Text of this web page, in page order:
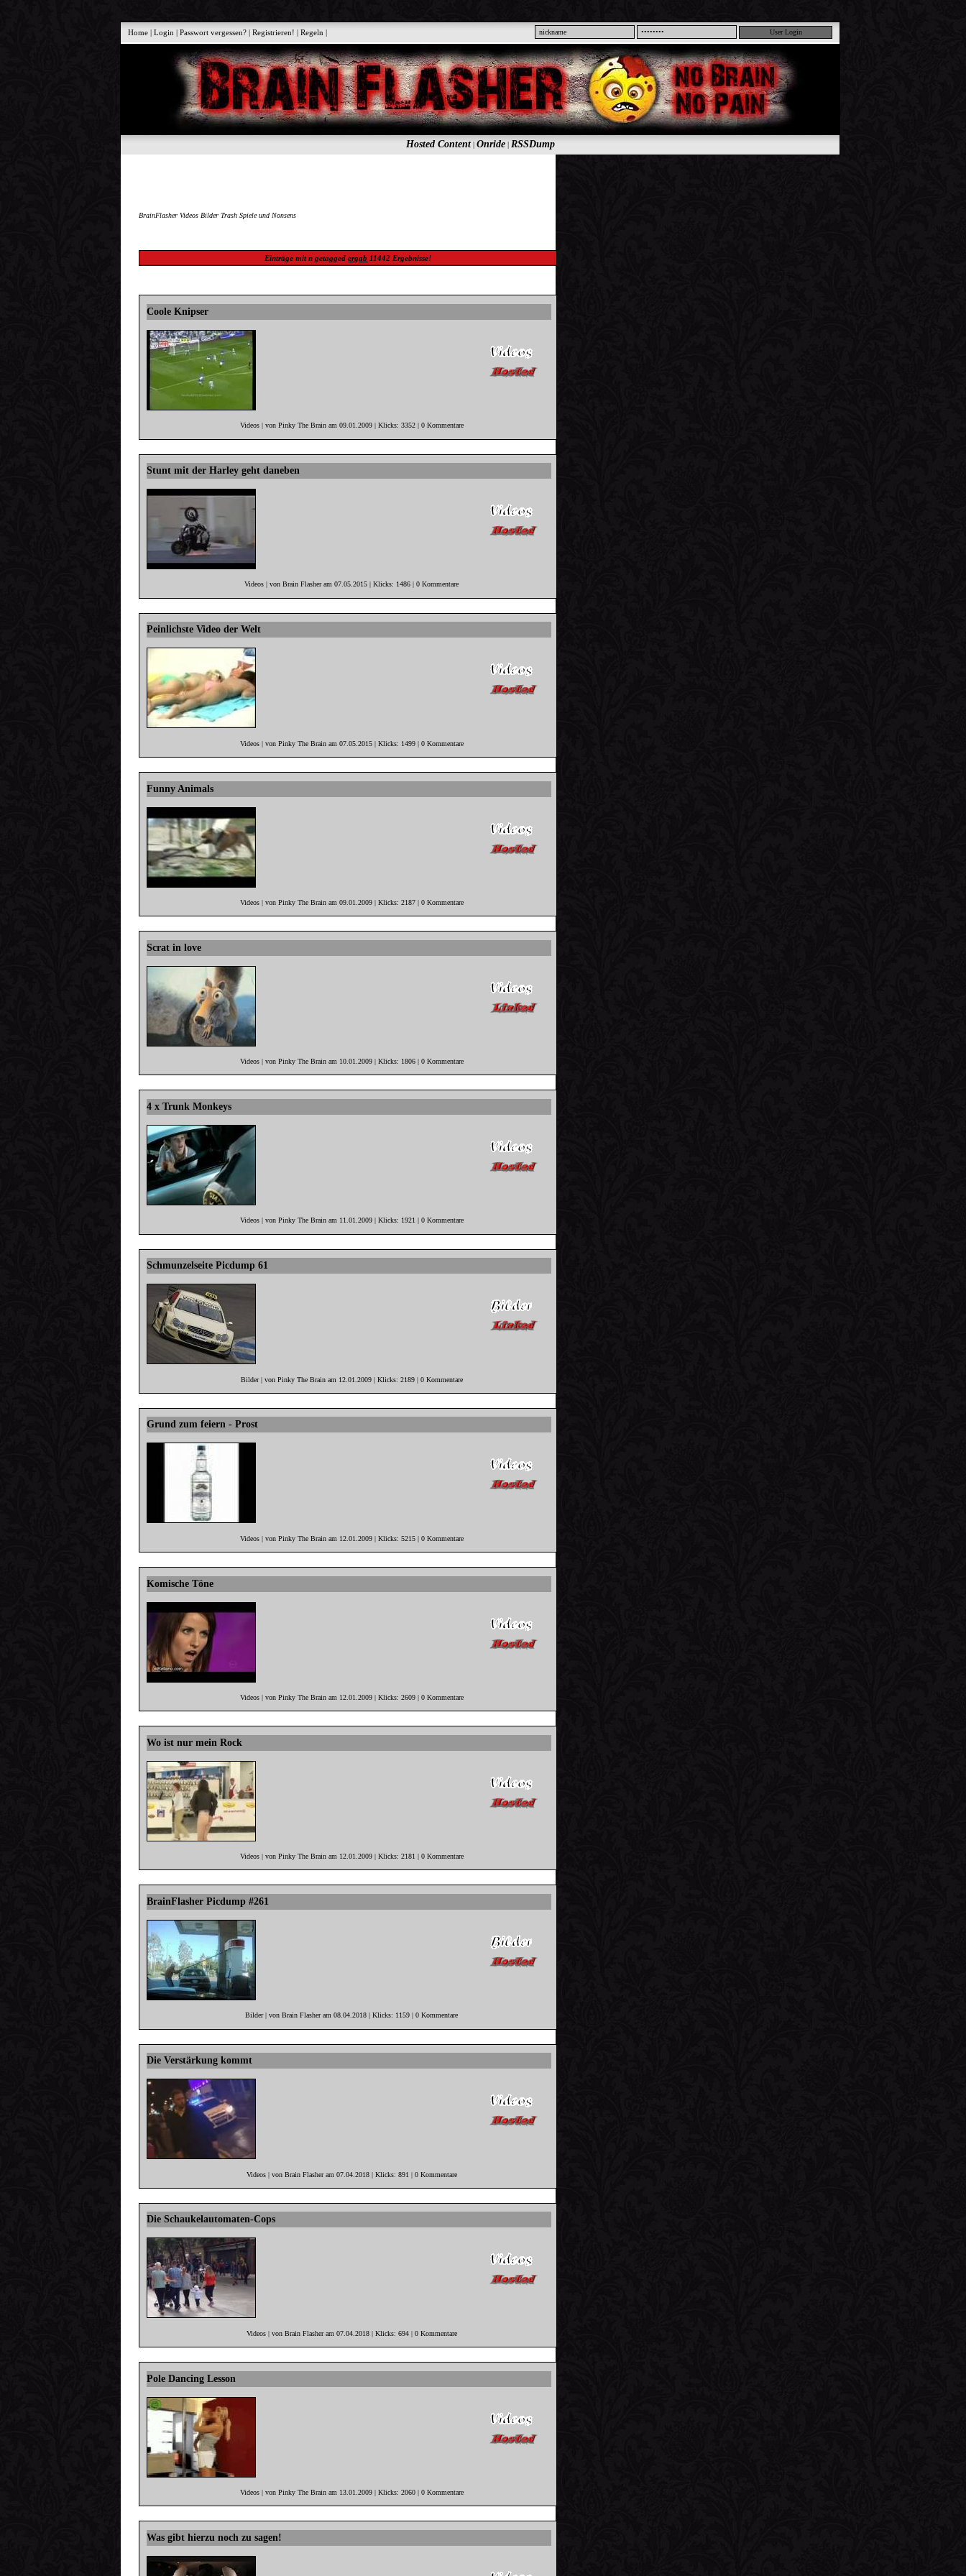
Home |Login |Passwort vergessen? |Registrieren! |Regeln |
Hosted Content| Onride| RSSDump
BrainFlasher Videos Bilder Trash Spiele und Nonsens
Einträge mitn getaggedergab 11442 Ergebnisse!
Coole Knipser
Videos | von Pinky The Brain am 09.01.2009 | Klicks: 3352 | 0 Kommentare
Stunt mit der Harley geht daneben
Videos | von Brain Flasher am 07.05.2015 | Klicks: 1486 | 0 Kommentare
Peinlichste Video der Welt
Videos | von Pinky The Brain am 07.05.2015 | Klicks: 1499 | 0 Kommentare
Funny Animals
Videos | von Pinky The Brain am 09.01.2009 | Klicks: 2187 | 0 Kommentare
Scrat in love
Videos | von Pinky The Brain am 10.01.2009 | Klicks: 1806 | 0 Kommentare
4 x Trunk Monkeys
Videos | von Pinky The Brain am 11.01.2009 | Klicks: 1921 | 0 Kommentare
Schmunzelseite Picdump 61
Bilder | von Pinky The Brain am 12.01.2009 | Klicks: 2189 | 0 Kommentare
Grund zum feiern - Prost
Videos | von Pinky The Brain am 12.01.2009 | Klicks: 5215 | 0 Kommentare
Komische Töne
Videos | von Pinky The Brain am 12.01.2009 | Klicks: 2609 | 0 Kommentare
Wo ist nur mein Rock
Videos | von Pinky The Brain am 12.01.2009 | Klicks: 2181 | 0 Kommentare
BrainFlasher Picdump #261
Bilder | von Brain Flasher am 08.04.2018 | Klicks: 1159 | 0 Kommentare
Die Verstärkung kommt
Videos | von Brain Flasher am 07.04.2018 | Klicks: 891 | 0 Kommentare
Die Schaukelautomaten-Cops
Videos | von Brain Flasher am 07.04.2018 | Klicks: 694 | 0 Kommentare
Pole Dancing Lesson
Videos | von Pinky The Brain am 13.01.2009 | Klicks: 2060 | 0 Kommentare
Was gibt hierzu noch zu sagen!